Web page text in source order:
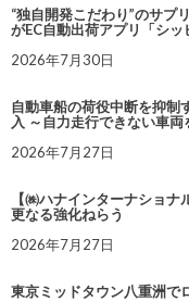
“独自開発こだわり”のサプ
がEC自動出荷アプリ「シッ
2026年7月30日
自動車船の荷役中断を抑制
入 ～自力走行できない車
2026年7月27日
【㈱ハナインターナショ
更なる強化ねらう
2026年7月27日
東京ミッドタウン八重洲で